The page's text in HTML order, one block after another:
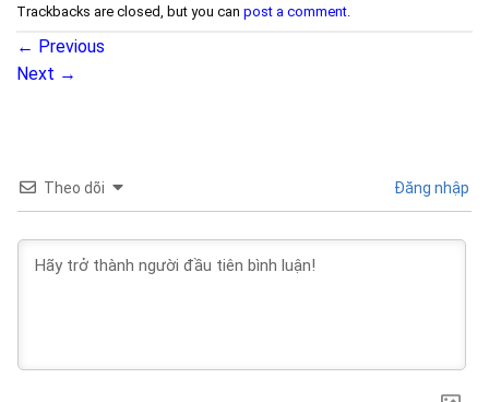
Trackbacks are closed, but you can post a comment
← Previous
Next →
Theo dõi Đăng nhập